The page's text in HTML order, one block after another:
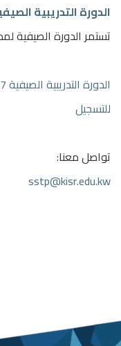
الدورة التدريبية
تستمر الدورة الصيفية
الدورة التدريبية الصيفية 47
للتسجيل
تواصل معنا:
sstp@kisr.edu.kw